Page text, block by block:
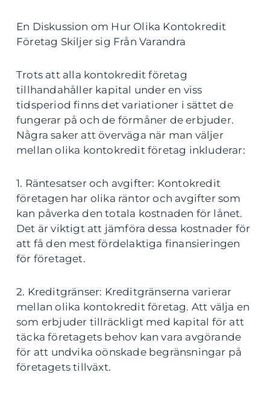
En Diskussion om Hur Olika Kontokredit
Företag Skiljer sig Från Varandra
Trots att alla kontokredit företag
tillhandahåller kapital under en viss
tidsperiod finns det variationer i sättet de
fungerar på och de förmåner de erbjuder.
Några saker att överväga när man väljer
mellan olika kontokredit företag inkluderar:
1. Räntesatser och avgifter: Kontokredit
företagen har olika räntor och avgifter som
kan påverka den totala kostnaden för lånet.
Det är viktigt att jämföra dessa kostnader för
att få den mest fördelaktiga finansieringen
för företaget.
2. Kreditgränser: Kreditgränserna varierar
mellan olika kontokredit företag. Att välja en
som erbjuder tillräckligt med kapital för att
täcka företagets behov kan vara avgörande
för att undvika oönskade begränsningar på
företagets tillväxt.